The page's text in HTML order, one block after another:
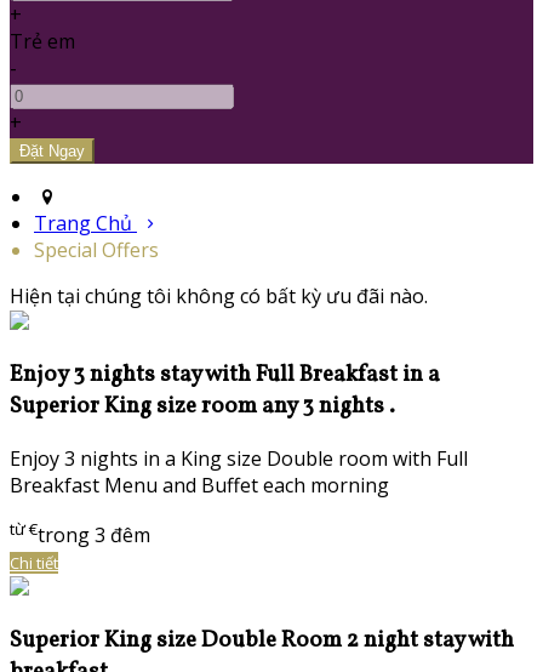
+
Trẻ em
-
+
Trang Chủ
Special Offers
Hiện tại chúng tôi không có bất kỳ ưu đãi nào.
Enjoy 3 nights stay with Full Breakfast in a
Superior King size room any 3 nights .
Enjoy 3 nights in a King size Double room with Full
Breakfast Menu and Buffet each morning
từ€trong 3 đêm
Chi tiết
Superior King size Double Room 2 night stay with